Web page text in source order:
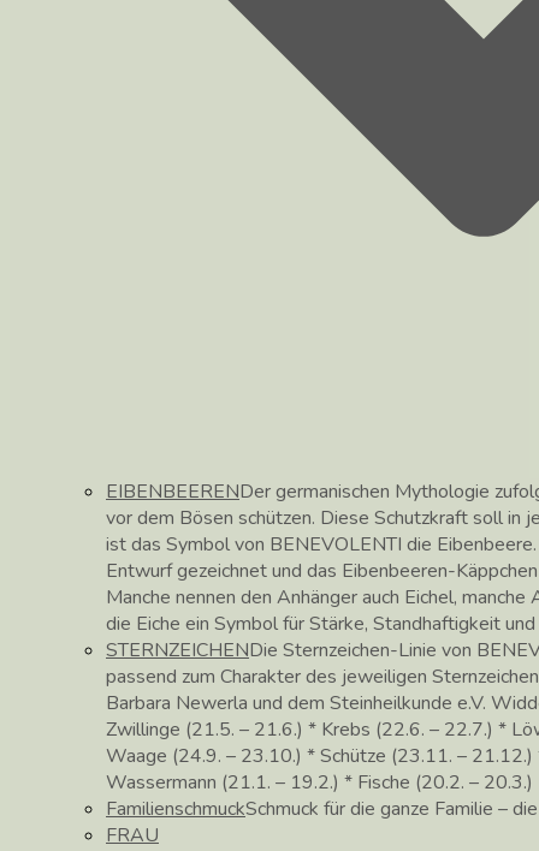
EIBENBEERENDer germanischen Mythologie
vor dem Bösen schützen. Diese Schutzkraft soll in
ist das Symbol von BENEVOLENTI die
Entwurf gezeichnet und das Eibenbeeren-
Manche nennen den Anhänger auch Eichel,
die Eiche ein Symbol für Stärke, Standhaftigkeit
STERNZEICHENDie Sternzeichen-Linie von
passend zum Charakter des jeweiligen
Barbara Newerla und dem Steinheilkunde e.V.
Zwillinge (21.5. – 21.6.) * Krebs (22.6. – 22.7.) *
Waage (24.9. – 23.10.) * Schütze (23.11. –
Wassermann (21.1. – 19.2.) * Fische (20.2. – 20.3.)
FamilienschmuckSchmuck für die ganze Familie –
FRAU